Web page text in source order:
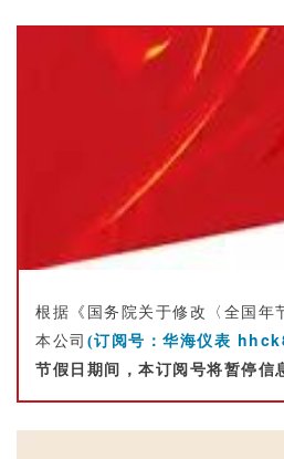
根据《国务院关于修改〈全国年
本公司 (订阅号： 华海仪表
节假日期间，本订阅号将暂停信